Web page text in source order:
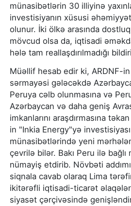
münasibətlərin 30 illiyinə
investisiyanın xüsusi əhəmiyyət
olunur. İki ölkə arasında
mövcud olsa da, iqtisadi
hələ tam reallaşdırılmadığı
Müəllif hesab edir ki, ARDNF-
sərmayəsi gələcəkdə
Peruya cəlb olunmasına və
Azərbaycan və daha geniş
imkanlarını araşdırmasına
in "Inkia Energy"yə
münasibətlərində yeni
çevrilə bilər. Bakı Peru ilə
nümayiş etdirib. Növbəti
siqnala cavab olaraq Lima
ikitərəfli iqtisadi-ticarət
siyasət çərçivəsində